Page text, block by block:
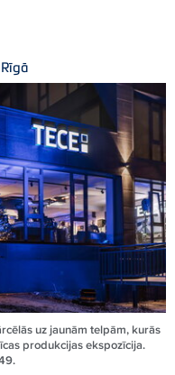
uz jaunām telpām, kurās
produkcijas ekspozīcija.